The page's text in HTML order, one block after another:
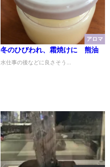
アロマ
冬のひびわれ、霜焼けに 熊油
水仕事の後などに良さそう...